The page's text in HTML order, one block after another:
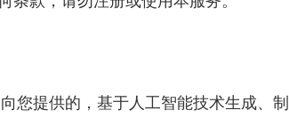
您提供的，基于人工智能技术生成、